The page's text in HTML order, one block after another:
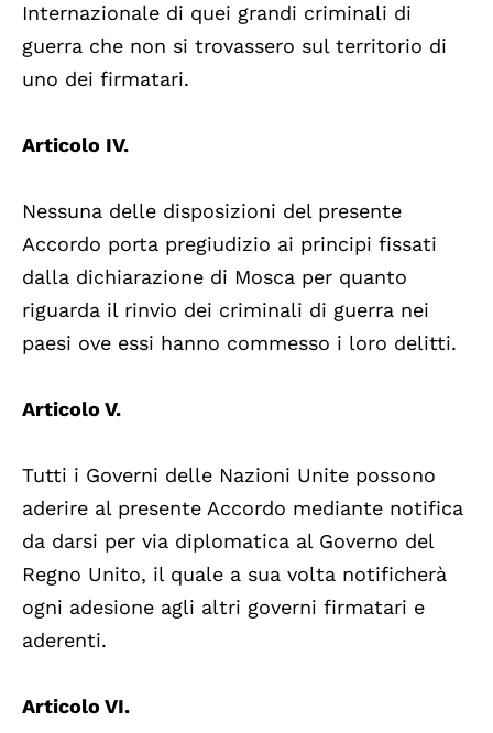
Internazionale di quei grandi criminali di
guerra che non si trovassero sul territorio di
uno dei firmatari.
Articolo IV.
Nessuna delle disposizioni del presente
Accordo porta pregiudizio ai principi fissati
dalla dichiarazione di Mosca per quanto
riguarda il rinvio dei criminali di guerra nei
paesi ove essi hanno commesso i loro delitti.
Articolo V.
Tutti i Governi delle Nazioni Unite possono
aderire al presente Accordo mediante notifica
da darsi per via diplomatica al Governo del
Regno Unito, il quale a sua volta notificherà
ogni adesione agli altri governi firmatari e
aderenti.
Articolo VI.